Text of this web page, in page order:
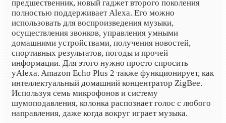
предшественник, новый гаджет второго поколения
полностью поддерживает Alexa. Его можно
использовать для воспроизведения музыки,
осуществления звонков, управления умными
домашними устройствами, получения новостей,
спортивных результатов, погоды и прочей
информации. Для этого нужно просто спросить
уAlexa. Amazon Echo Plus 2 также функционирует, как
интеллектуальный домашний концентратор ZigBee.
Используя семь микрофонов и систему
шумоподавления, колонка распознает голос с любого
направления, даже когда вокруг играет музыка.